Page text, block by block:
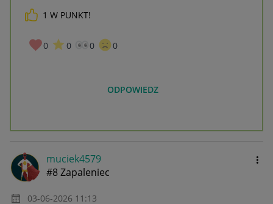
1 W PUNKT!
0 0 0 0
ODPOWIEDZ
muciek4579
#8 Zapaleniec
‎03-06-2026 11:13